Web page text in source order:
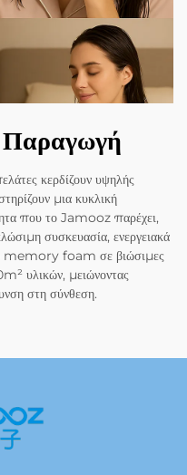
κερδίζουν υψηλής
μια κυκλική
που το Jamooz παρέχει,
συσκευασία, ενεργειακά
memory foam σε βιώσιμες
υλικών, μειώνοντας
στη σύνθεση.